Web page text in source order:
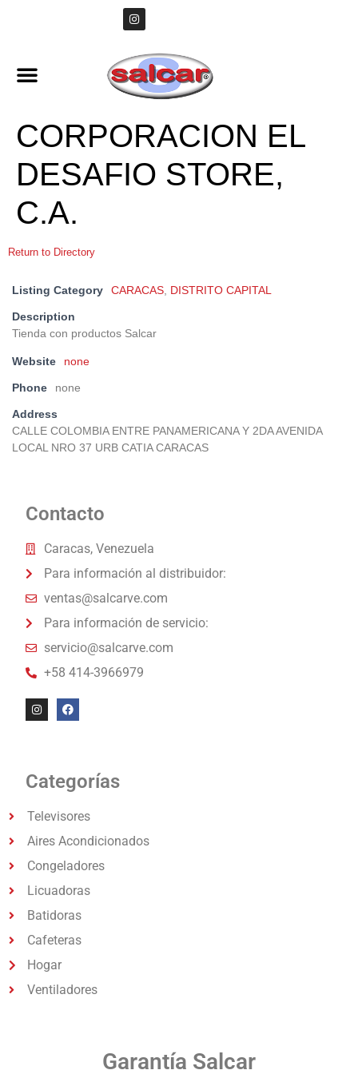
CORPORACION EL
DESAFIO STORE,
C.A.
Return to Directory
Listing Category CARACAS DISTRITO CAPITAL
Description
Tienda con productos Salcar
Website none
Phone none
Address
CALLE COLOMBIA ENTRE PANAMERICANA Y 2DA AVENIDA
LOCAL NRO 37 URB CATIA CARACAS
Contacto
Caracas, Venezuela
Para información al distribuidor:
ventas@salcarve.com
Para información de servicio:
servicio@salcarve.com
+58 414-3966979
Categorías
Televisores
Aires Acondicionados
Congeladores
Licuadoras
Batidoras
Cafeteras
Hogar
Ventiladores
Garantía Salcar